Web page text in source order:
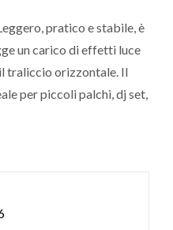
pratico e stabile, è
un carico di effetti luce
traliccio orizzontale. Il
per piccoli palchi, dj set,